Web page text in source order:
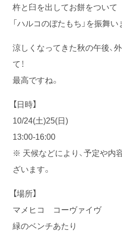
杵と臼を出してお餅をついて
「ハルコのぼたもち」を振舞い
涼しくなってきた秋の午後、
て！
最高ですね。
【日時】
10/24(土)25(日)
13:00-16:00
※ 天候などにより、予定や内
ざいます。
【場所】
マメヒコ コーヴァイヴ
緑のベンチあたり